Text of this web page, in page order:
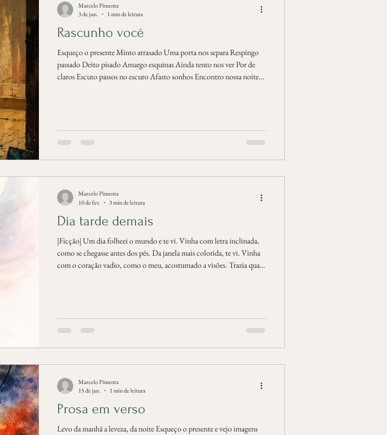
Rascunho você
Esqueço o presente Minto atrasado Uma porta nos separa Respingo
passado Deito pisado Amargo esquinas Ainda tento nos ver Por de
claros Escuto passos no escuro Afasto sonhos Encontro nossa noite
Marcelo Pimenta
3 de jun.
1 min de leitura
Dia tarde demais
|Ficção| Um dia folheei o mundo e te vi. Vinha com letra inclinada,
como se chegasse antes dos pés. Da janela mais colorida, te vi. Vinha
com o coração vadio, como o meu, acostumado a visões. Trazia quase
miragens, então
Marcelo Pimenta
10 de fev.
3 min de leitura
Prosa em verso
Levo da manhã a leveza, da noite Esqueço o presente e vejo imagens
Marcelo Pimenta
15 de jan.
1 min de leitura